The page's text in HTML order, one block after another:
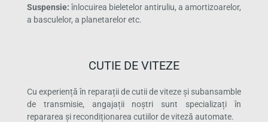
Suspensie: înlocuirea bieletelor antiruliu, a amortizoarelor,
a basculelor, a planetarelor etc.
CUTIE DE VITEZE
Cu experiență în reparații de cutii de viteze și subansamble
de transmisie, angajații noștri sunt specializați în
repararea și recondiționarea cutiilor de viteză automate.